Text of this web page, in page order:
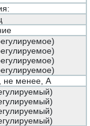
не менее, А